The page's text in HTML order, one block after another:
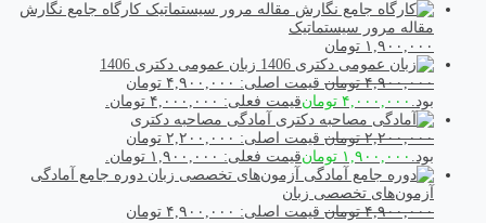
کارگاه جامع نگارش
مقاله مرور سیستماتیک
۱,۹۰۰,۰۰۰ تومان
زبان عمومی دکتری 1406
۴,۹۰۰,۰۰۰ تومان
قیمت اصلی: ۴,۹۰۰,۰۰۰ تومان
بود. ۴,۰۰۰,۰۰۰ تومانقیمت فعلی: ۴,۰۰۰,۰۰۰ تومان.
آمادگی مصاحبه دکتری
۲,۲۰۰,۰۰۰ تومان
قیمت اصلی: ۲,۲۰۰,۰۰۰ تومان
بود. ۱,۹۰۰,۰۰۰ تومانقیمت فعلی: ۱,۹۰۰,۰۰۰ تومان.
دوره جامع آمادگی
آزمون‌های تخصصی زبان
۴,۹۰۰,۰۰۰ تومان
قیمت اصلی: ۴,۹۰۰,۰۰۰ تومان